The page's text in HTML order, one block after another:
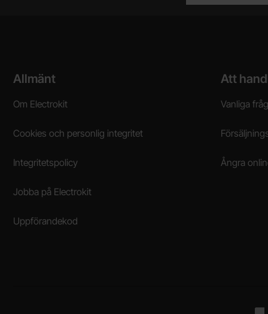
Sidfot Blandad info och länkar
Allmänt
Om Electrokit
Cookies och personlig integritet
Integritetspolicy
Jobba på Electrokit
Uppförandekod
Att
Vanliga
Ångra